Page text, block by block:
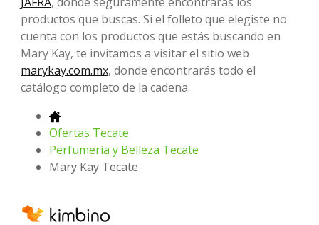
productos que buscas. Si el folleto que elegiste no
cuenta con los productos que estás buscando en
Mary Kay, te invitamos a visitar el sitio web
marykay.com.mx, donde encontrarás todo el
catálogo completo de la cadena.
Ofertas Tecate
Perfumería y Belleza Tecate
Mary Kay Tecate